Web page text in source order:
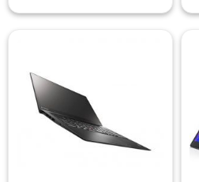
10,000,000 ₫.
là: